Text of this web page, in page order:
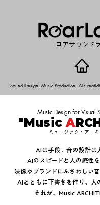
Sound Design. Music Production. AI
ロアサウンド
Music Design for Visual
"MusicA
ミュージック・アーキ
AIは手段。音の設計は
AIのスピードと人の感性を
映像やブランドにふさわしい
AIとともに下書きを作り、人
それが、Music